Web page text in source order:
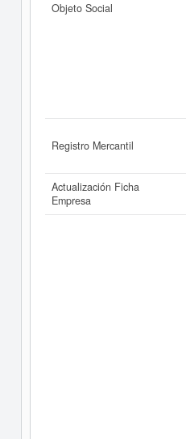
Objeto Social
Registro Mercantil
Actualización Ficha
Empresa